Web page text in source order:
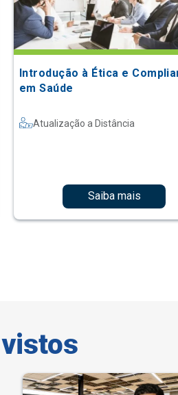
Introdução à Ética e
em Saúde
Atualização a Distância
Saiba mais